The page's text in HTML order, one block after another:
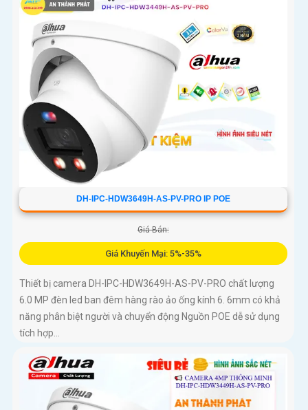
DH-IPC-HDW3649H-AS-PV-PRO IP POE
Giá Bán:
Giá Khuyến Mại: 5%-35%
Thiết bị camera DH-IPC-HDW3649H-AS-PV-PRO chất lượng
6.0 MP đèn led ban đêm hàng rào ảo ống kính 6. 6mm có khả
năng phân biệt người và chuyển động Nguồn POE dễ sử dụng
tích hợp...